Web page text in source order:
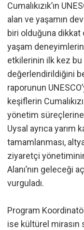
Cumalıkızık’ın
alan ve yaşamın
biri olduğuna dikkat
yaşam
etkilerinin ilk kez
değerlendirildiğini
raporunun
keşiflerin
yönetim süreçlerine
Uysal ayrıca yarım
tamamlanması,
ziyaretçi
Alanı’nın geleceği
vurguladı.
Program
ise kültürel mirasın